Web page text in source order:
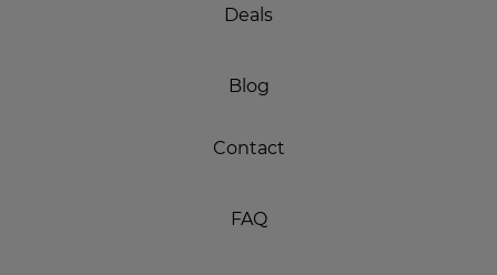
Deals
Blog
Contact
FAQ